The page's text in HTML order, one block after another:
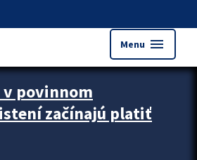
Menu menu
upútavok
v povinnom
začínajú platiť